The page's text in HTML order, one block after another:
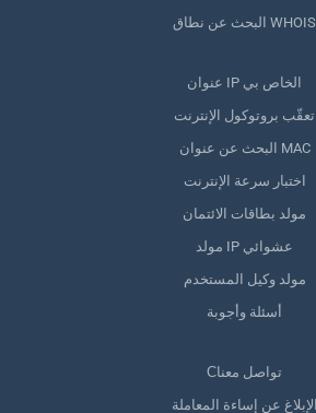
البحث عن نطاق WHOIS
عنوان IP الخاص بي
تعقّب بروتوكول الإنترنت
البحث عن عنوان MAC
اختبار سرعة الإنترنت
مولد بطاقات الائتمان
مولد IP عشوائي
مولد وكيل المستخدم
أسئلة وأجوبة
Сتواصل معنا
الإبلاغ عن إساءة المعاملة